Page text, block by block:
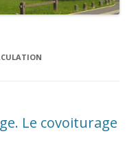
Le covoiturage